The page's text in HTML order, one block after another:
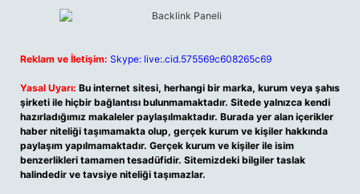
Reklam ve İletişim: Skype: live:.cid.575569c608265c69
Yasal Uyarı: Bu internet sitesi, herhangi bir marka, kurum veya şahıs
şirketi ile hiçbir bağlantısı bulunmamaktadır. Sitede yalnızca kendi
hazırladığımız makaleler paylaşılmaktadır. Burada yer alan içerikler
haber niteliği taşımamakta olup, gerçek kurum ve kişiler hakkında
paylaşım yapılmamaktadır. Gerçek kurum ve kişiler ile isim
benzerlikleri tamamen tesadüfidir. Sitemizdeki bilgiler taslak
halindedir ve tavsiye niteliği taşımazlar.